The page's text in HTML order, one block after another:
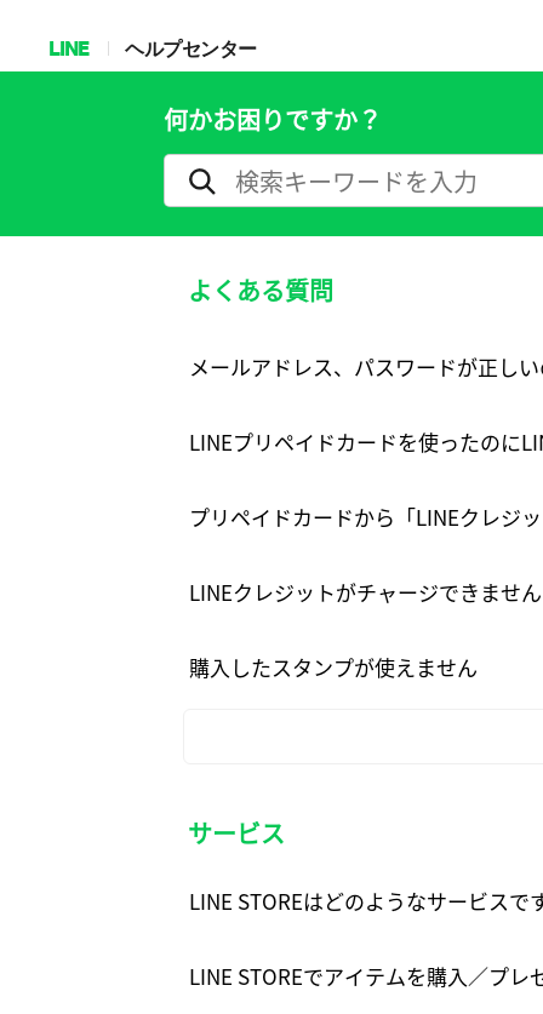
LINE ヘルプセンター
何かお困りですか？
よくある質問
メールアドレス、パスワードが正し
LINEプリペイドカードを使ったのに
プリペイドカードから「LINEクレジ
LINEクレジットがチャージできません
購入したスタンプが使えません
サービス
LINE STOREはどのようなサービスで
LINE STOREでアイテムを購入／プレ